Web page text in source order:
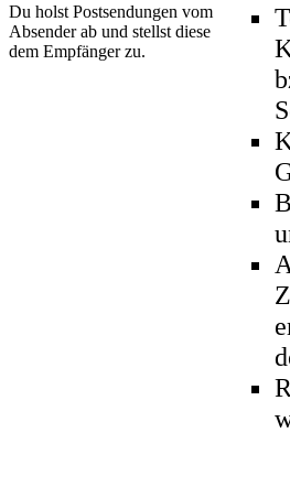
Du holst Postsendungen vom
Absender ab und stellst diese
dem Empfänger zu.